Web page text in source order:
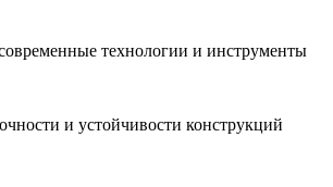
технологии и инструменты
и устойчивости конструкций